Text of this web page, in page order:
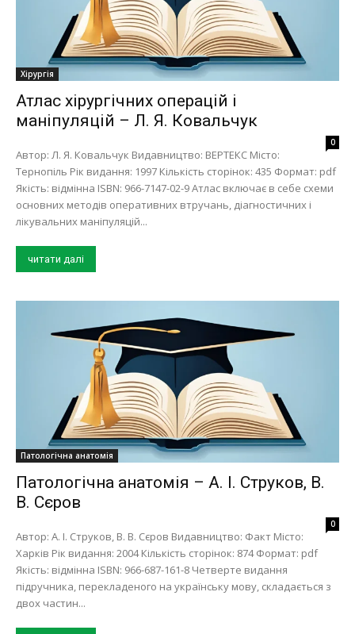
Хірургія
Атлас хірургічних операцій і
маніпуляцій – Л. Я. Ковальчук
0
Автор: Л. Я. Ковальчук Видавництво: ВЕРТЕКС Місто:
Тернопіль Рік видання: 1997 Кількість сторінок: 435 Формат: pdf
Якість: відмінна ISBN: 966-7147-02-9 Атлас включає в себе схеми
основних методів оперативних втручань, діагностичних і
лікувальних маніпуляцій...
читати далі
Патологічна анатомія
Патологічна анатомія – А. І. Струков, В.
В. Сєров
0
Автор: А. І. Струков, В. В. Сєров Видавництво: Факт Місто:
Харків Рік видання: 2004 Кількість сторінок: 874 Формат: pdf
Якість: відмінна ISBN: 966-687-161-8 Четверте видання
підручника, перекладеного на українську мову, складається з
двох частин...